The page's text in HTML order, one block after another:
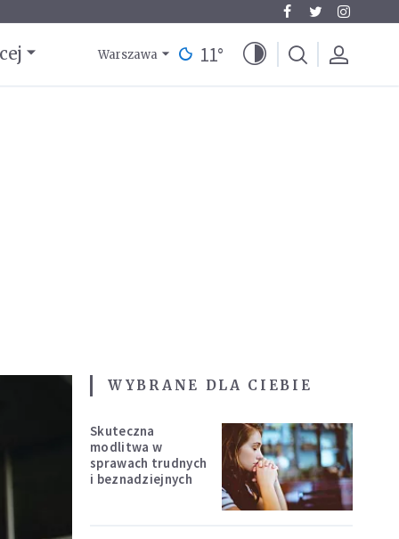
Warszawa 11°
WYBRANE DLA CIEBIE
Skuteczna
modlitwa w
sprawach trudnych
i beznadziejnych